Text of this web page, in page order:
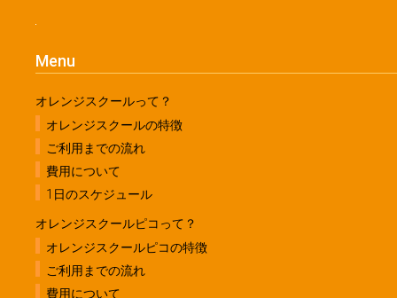
Menu
オレンジスクールって？
オレンジスクールの特徴
ご利用までの流れ
費用について
1日のスケジュール
オレンジスクールピコって？
オレンジスクールピコの特徴
ご利用までの流れ
費用について